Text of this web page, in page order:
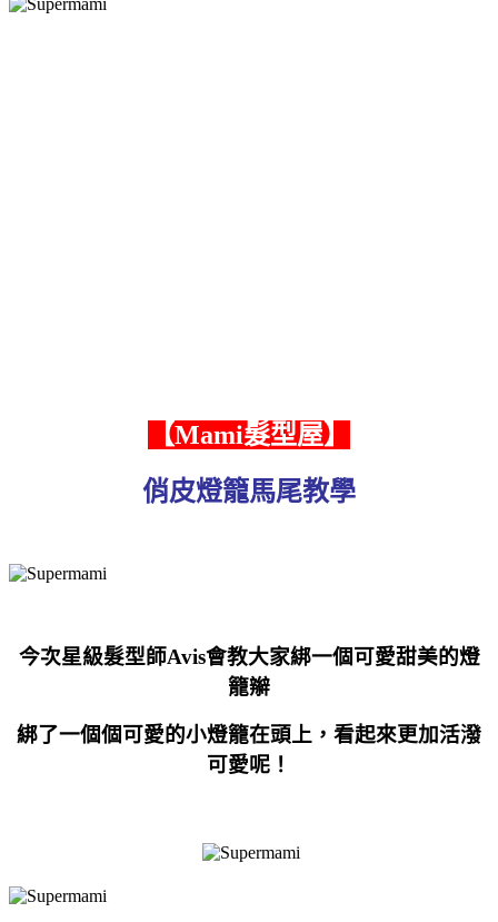
【Mami髮型屋】
俏皮燈籠馬尾教學
今次星級髮型師Avis會教大家綁一個可愛甜美的燈
籠辮
綁了一個個可愛的小燈籠在頭上 ，看起來更加活潑
可愛呢！